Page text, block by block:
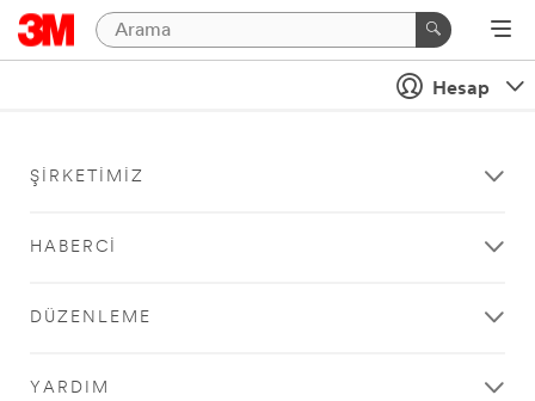
Hesap
ŞIRKETIMIZ
HABERCI
DÜZENLEME
YARDIM